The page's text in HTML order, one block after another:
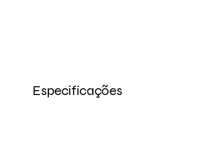
Especificações